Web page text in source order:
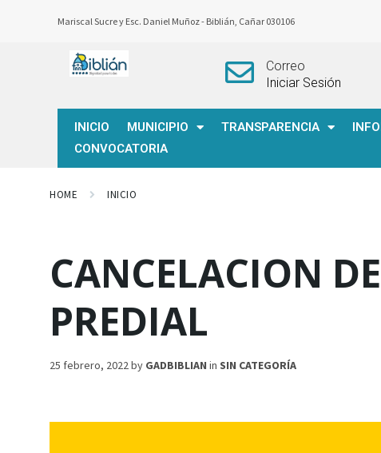
Mariscal Sucre y Esc. Daniel Muñoz - Biblián, Cañar 030106
Correo
Iniciar Sesión
INICIO MUNICIPIO TRANSPARENCIA
CONVOCATORIA
HOME INICIO
CANCELACION
PREDIAL
25 febrero, 2022by GADBIBLIAN in SIN CATEGORÍA